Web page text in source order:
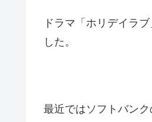
ドラマ「ホリデイラ
した。
最近ではソフトバンク